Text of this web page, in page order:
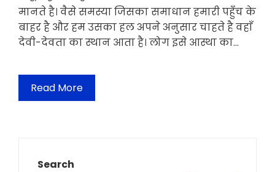
मानते है। वैसे समस्या जिसका समाधान हमारी पहुँच के
बाहर है और हम उसका हल अपने अनुसार चाहते है वहाँ
देवी-देवता का स्थान आता है। लोग इसे आस्था का…
Read More
Search